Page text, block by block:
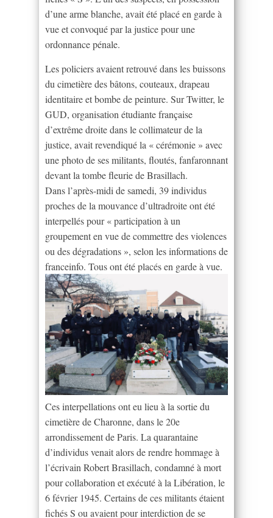
d’une arme blanche, avait été placé en garde à
vue et convoqué par la justice pour une
ordonnance pénale.
Les policiers avaient retrouvé dans les buissons
du cimetière des bâtons, couteaux, drapeau
identitaire et bombe de peinture. Sur Twitter, le
GUD, organisation étudiante française
d’extrême droite dans le collimateur de la
justice, avait revendiqué la « cérémonie » avec
une photo de ses militants, floutés, fanfaronnant
devant la tombe fleurie de Brasillach.
Dans l’après-midi de samedi, 39 individus
proches de la mouvance d’ultradroite ont été
interpellés pour « participation à un
groupement en vue de commettre des violences
ou des dégradations », selon les informations de
franceinfo. Tous ont été placés en garde à vue.
Ces interpellations ont eu lieu à la sortie du
cimetière de Charonne, dans le 20e
arrondissement de Paris. La quarantaine
d’individus venait alors de rendre hommage à
l’écrivain Robert Brasillach, condamné à mort
pour collaboration et exécuté à la Libération, le
6 février 1945. Certains de ces militants étaient
fichés S ou avaient pour interdiction de se